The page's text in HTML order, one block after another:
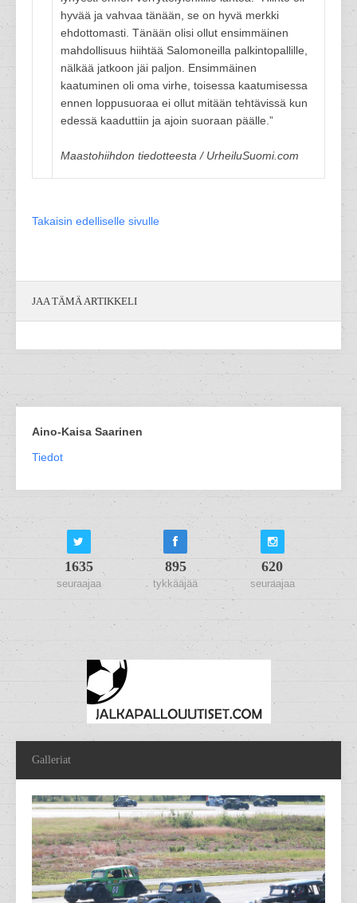
hyvää ja vahvaa tänään, se on hyvä merkki
ehdottomasti. Tänään olisi ollut ensimmäinen
mahdollisuus hiihtää Salomoneilla palkintopallille,
nälkää jatkoon jäi paljon. Ensimmäinen
kaatuminen oli oma virhe, toisessa kaatumisessa
ennen loppusuoraa ei ollut mitään tehtävissä kun
edessä kaaduttiin ja ajoin suoraan päälle.”
Maastohiihdon tiedotteesta / UrheiluSuomi.com
Takaisin edelliselle sivulle
JAA TÄMÄ ARTIKKELI
Aino-Kaisa Saarinen
Tiedot
1635
seuraajaa
895
tykkääjää
620
seuraajaa
Galleriat